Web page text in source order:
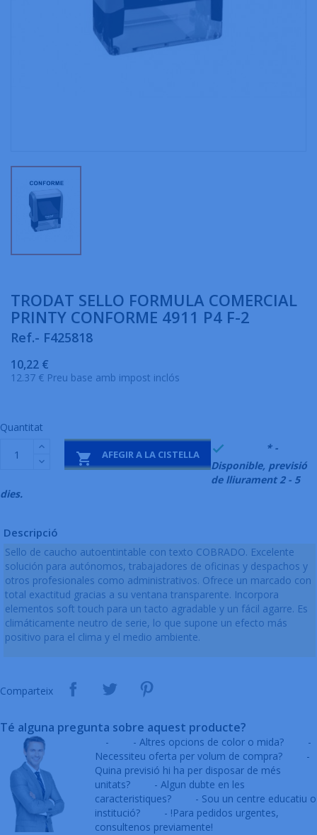
TRODAT SELLO FORMULA COMERCIAL
PRINTY CONFORME 4911 P4 F-2
Ref.- F425818
10,22 €
12.37 € Preu base amb impost inclós
Quantitat
 AFEGIR A LA CISTELLA 
* -
Disponible, previsió
de lliurament 2 - 5
dies.
Descripció
Sello de caucho autoentintable con texto COBRADO. Excelente
solución para autónomos, trabajadores de oficinas y despachos y
otros profesionales como administrativos. Ofrece un marcado con
total exactitud gracias a su ventana transparente. Incorpora
elementos soft touch para un tacto agradable y un fácil agarre. Es
climáticamente neutro de serie, lo que supone un efecto más
positivo para el clima y el medio ambiente.
Comparteix
Té alguna pregunta sobre aquest producte?
- - Altres opcions de color o mida?
-
Necessiteu oferta per volum de compra?
-
Quina previsió hi ha per disposar de més
unitats?
- Algun dubte en les
caracteristiques?
- Sou un centre educatiu o
institució?
- !Para pedidos urgentes,
consultenos previamente!